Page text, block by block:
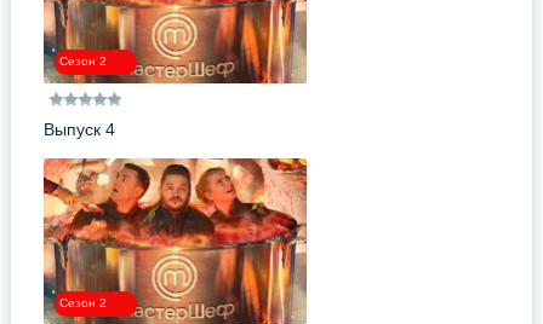
Сезон 2
Выпуск 4
Сезон 2